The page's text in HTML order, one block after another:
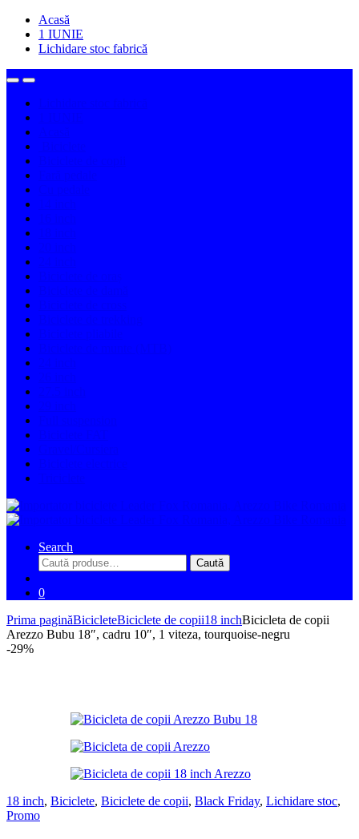
Acasă
1 IUNIE
Lichidare stoc fabrică
Search
Caută
după:
Caută
0
Prima paginăBicicleteBiciclete de copii18 inchBicicleta de copii
Arezzo Bubu 18″, cadru 10″, 1 viteza, tourquoise-negru
-29%
18 inch, Biciclete, Biciclete de copii, Black Friday, Lichidare stoc,
Promo